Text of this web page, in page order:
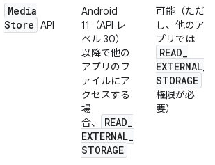
Media
Store API
Android
11（API レ
ベル 30）
以降で他の
アプリのフ
ァイルにア
クセスする
場
合、
READ_
EXTERNAL_
STORAGE
可能（ただ
し、他のア
プリでは
READ_
EXTERNAL_
STORAGE
権限が必
要）